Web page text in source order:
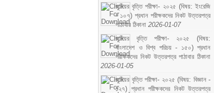
জুনিয়র বৃত্তি পরীক্ষা- ২০২৫ (বিষয়: ইংরেজি
- ১০৭) প্রধান পরীক্ষকদের নিকট উত্তরপত্র
পাঠাবার ঠিকানা 2026-01-07
জুনিয়র বৃত্তি পরীক্ষা- ২০২৫ (বিষয়:
বাংলাদেশ ও বিশ্ব পরিচয় - ১৫০) প্রধান
পরীক্ষকদের নিকট উত্তরপত্র পাঠাবার ঠিকানা
2026-01-05
জুনিয়র বৃত্তি পরীক্ষা- ২০২৫ (বিষয়: বিজ্ঞান -
১২৭) প্রধান পরীক্ষকদের নিকট উত্তরপত্র